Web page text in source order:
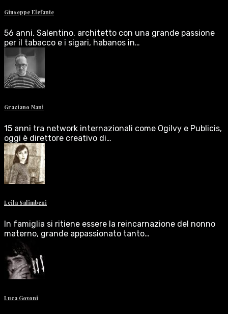
Giuseppe Elefante
56 anni, Salentino, architetto con una grande passione
per il tabacco e i sigari, habanos in…
Graziano Nani
15 anni tra network internazionali come Ogilvy e Publicis,
oggi è direttore creativo di…
Leila Salimbeni
In famiglia si ritiene essere la reincarnazione del nonno
materno, grande appassionato tanto…
Luca Govoni